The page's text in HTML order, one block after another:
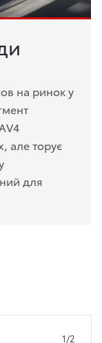
на ринок у
але торує
для
1/2